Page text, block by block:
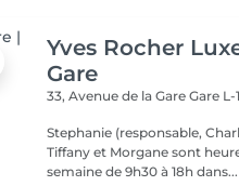
Yves Rocher
Gare
33, Avenue de la GareGare L-
Stephanie (responsable,
Tiffany et Morgane sont
semaine de 9h30 à 18h dans...